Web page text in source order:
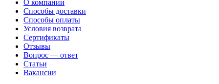
О компании
Способы доставки
Способы оплаты
Условия возврата
Сертификаты
Отзывы
Вопрос — ответ
Статьи
Вакансии